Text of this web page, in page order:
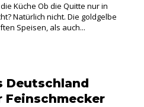
Küche Ob die Quitte nur in
Natürlich nicht. Die goldgelbe
Speisen, als auch...
Deutschland
Feinschmecker